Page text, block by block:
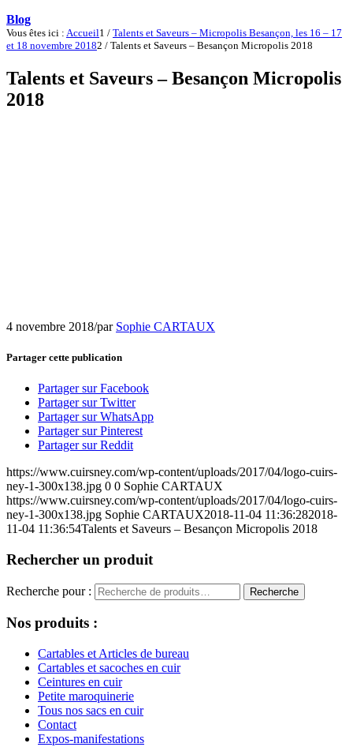
Blog
Vous êtes ici : Accueil1 / Talents et Saveurs – Micropolis Besançon, les 16 – 17
et 18 novembre 20182 / Talents et Saveurs – Besançon Micropolis 2018
Talents et Saveurs – Besançon Micropolis
2018
4 novembre 2018/par Sophie CARTAUX
Partager cette publication
Partager sur Facebook
Partager sur Twitter
Partager sur WhatsApp
Partager sur Pinterest
Partager sur Reddit
https://www.cuirsney.com/wp-content/uploads/2017/04/logo-cuirs-
ney-1-300x138.jpg 0 0 Sophie CARTAUX
https://www.cuirsney.com/wp-content/uploads/2017/04/logo-cuirs-
ney-1-300x138.jpg Sophie CARTAUX2018-11-04 11:36:282018-
11-04 11:36:54Talents et Saveurs – Besançon Micropolis 2018
Rechercher un produit
Recherche pour : Recherche
Nos produits :
Cartables et Articles de bureau
Cartables et sacoches en cuir
Ceintures en cuir
Petite maroquinerie
Tous nos sacs en cuir
Contact
Expos-manifestations